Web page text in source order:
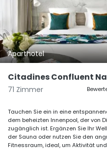
Aparthotel
Citadines Confluent
71 Zimmer
Tauchen Sie ein in eine
dem beheizten Innenpool, der von
zugänglich ist. Ergänzen Sie Ihr
der Sauna oder nutzen Sie den
Fitnessraum, ideal, um Aktivität